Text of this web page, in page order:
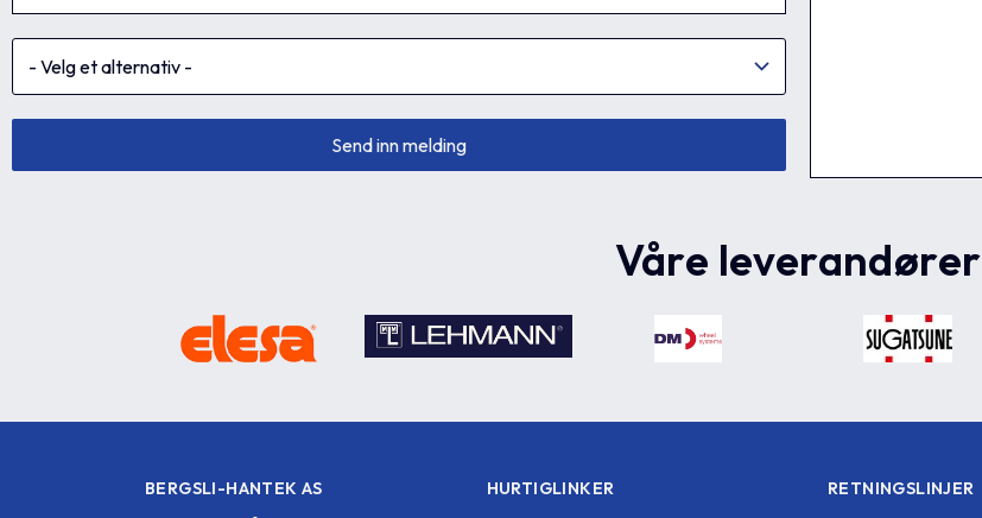
Våre leverandører
BERGSLI-HANTEK AS HURTIGLINKER RETNINGSLINJER